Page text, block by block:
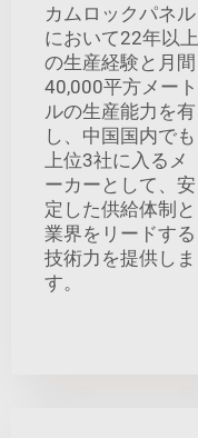
カムロックパネル
において22年以上
の生産経験と月間
40,000平方メート
ルの生産能力を有
し、中国国内でも
上位3社に入るメ
ーカーとして、安
定した供給体制と
業界をリードする
技術力を提供しま
す。